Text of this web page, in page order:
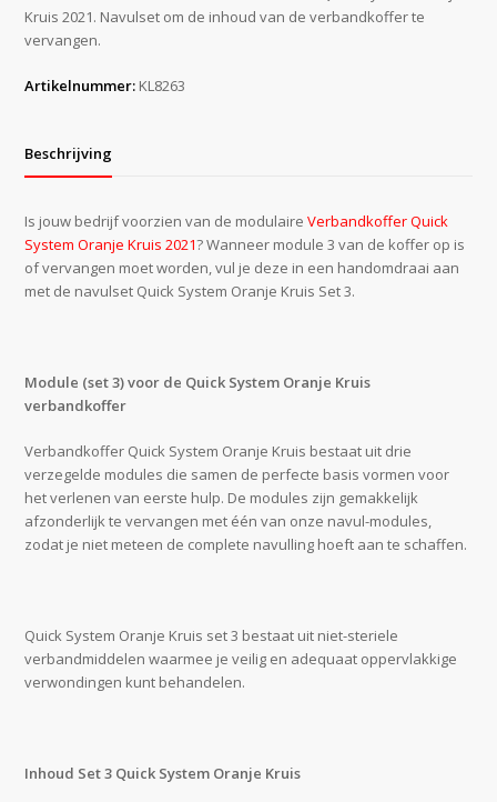
3
aantal
Kruis 2021. Navulset om de inhoud van de verbandkoffer te
vervangen.
Artikelnummer: KL8263
Beschrijving
Is jouw bedrijf voorzien van de modulaireVerbandkoffer Quick
System Oranje Kruis 2021? Wanneer module 3 van de koffer op is
of vervangen moet worden, vul je deze in een handomdraai aan
met de navulset Quick System Oranje Kruis Set 3.
Module (set 3) voor de Quick System Oranje Kruis
verbandkoffer
Verbandkoffer Quick System Oranje Kruis bestaat uit drie
verzegelde modules die samen de perfecte basis vormen voor
het verlenen van eerste hulp. De modules zijn gemakkelijk
afzonderlijk te vervangen met één van onze navul-modules,
zodat je niet meteen de complete navulling hoeft aan te schaffen.
Quick System Oranje Kruis set 3 bestaat uit niet-steriele
verbandmiddelen waarmee je veilig en adequaat oppervlakkige
verwondingen kunt behandelen.
Inhoud Set 3 Quick System Oranje Kruis